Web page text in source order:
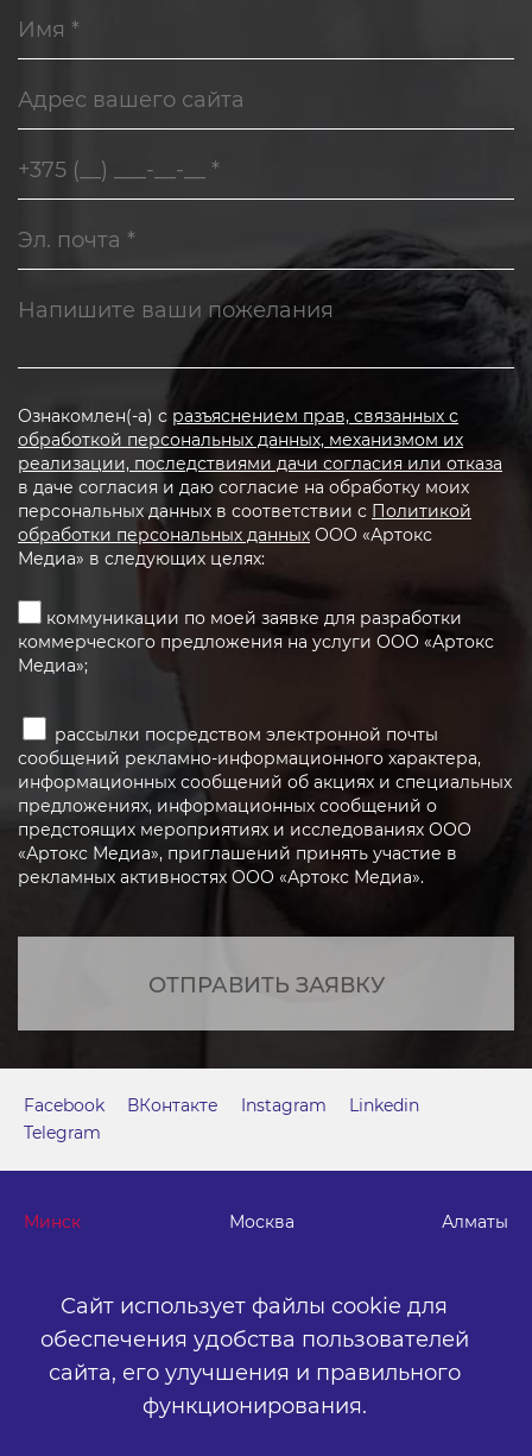
Ознакомлен(-а) с разъяснением прав, связанных с
обработкой персональных данных, механизмом их
реализации, последствиями дачи согласия или отказа
в даче согласия и даю согласие на обработку моих
персональных данных в соответствии с Политикой
обработки персональных данных ООО «Артокс
Медиа» в следующих целях:
коммуникации по моей заявке для разработки
коммерческого предложения на услуги ООО «Артокс
Медиа»;
рассылки посредством электронной почты
сообщений рекламно-информационного характера,
информационных сообщений об акциях и специальных
предложениях, информационных сообщений о
предстоящих мероприятиях и исследованиях ООО
«Артокс Медиа», приглашений принять участие в
рекламных активностях ООО «Артокс Медиа».
ОТПРАВИТЬ ЗАЯВКУ
Сайт использует файлы cookie для
обеспечения удобства пользователей
сайта, его улучшения и правильного
функционирования.
Минск Москва Алматы
г. Минск, м. "Парк Челюскинцев", бизнес-центр "Time"
ул. Толбухина, 2, эт. 5. ООО «Артокс Медиа», УНП
191445164
+375 (17) 388-72-73
info@artox-media.by
Facebook ВКонтакте Instagram
Linkedin
Telegram